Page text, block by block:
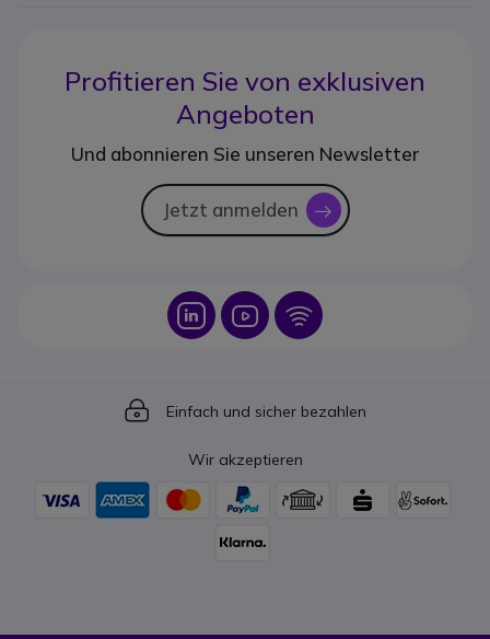
Profitieren Sie von exklusiven
Angeboten
Und abonnieren Sie unseren Newsletter
Jetzt anmelden icon
Icon Icon Icon
Icon
Einfach und sicher bezahlen
Wir akzeptieren